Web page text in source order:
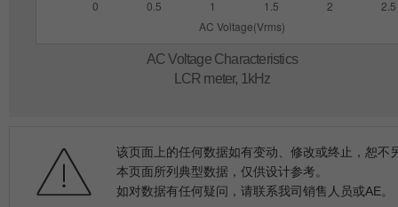
AC Voltage Characteristics
LCR meter, 1kHz
该页面上的任何数据如有变动、修改或终止，恕不
本页面所列典型数据，仅供设计参考。
如对数据有任何疑问，请联系我司销售人员或AE。